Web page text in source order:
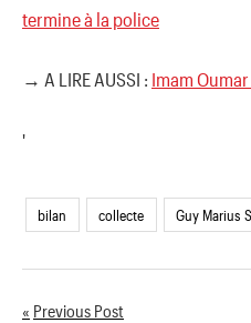
termine à la police
→ A LIRE AUSSI : Imam
'
bilan collecte Guy Marius
Previous Post